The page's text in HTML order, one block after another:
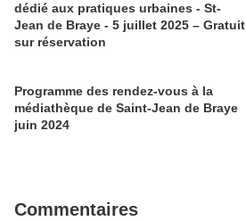
dédié aux pratiques urbaines - St-
Jean de Braye - 5 juillet 2025 – Gratuit
sur réservation
Programme des rendez-vous à la
médiathèque de Saint-Jean de Braye
juin 2024
Commentaires